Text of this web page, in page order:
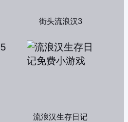
街头流浪汉3
流浪汉生存日记